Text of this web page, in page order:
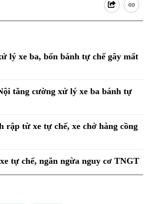
lý xe ba, bốn bánh tự chế gây mất
tăng cường xử lý xe ba bánh tự
rập từ xe tự chế, xe chở hàng cồng
tự chế, ngăn ngừa nguy cơ TNGT